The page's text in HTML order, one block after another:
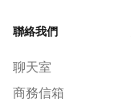
聯絡我們
聊天室
商務信箱